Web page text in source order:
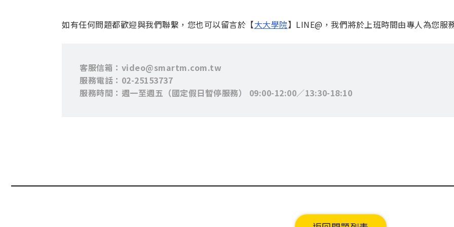
如有任何問題都歡迎與我們聯繫，您也可以留言於【大大學院】LINE@，我們將於上班時間由專人為您服
客服信箱：video@smartm.com.tw
服務電話：02-25153737
服務時間：週一至週五（國定假日暫停服務） 09:00-12:00／13:30-18:10